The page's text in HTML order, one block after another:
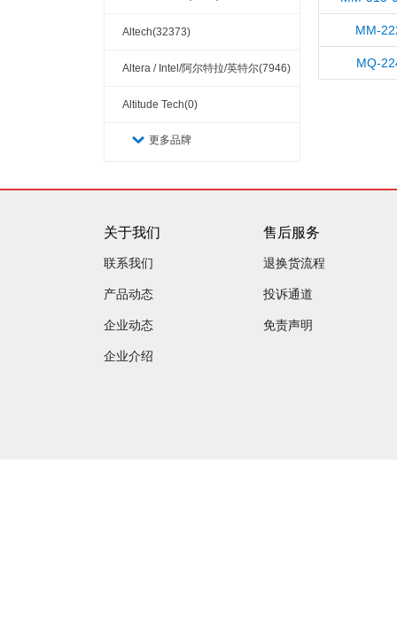
Altech(32373)
Altera / Intel/阿尔特拉/英特尔(7946)
Altitude Tech(0)
更多品牌
MM-
MQ-
关于我们
联系我们
产品动态
企业动态
企业介绍
售后服务
退换货流程
投诉通道
免责声明